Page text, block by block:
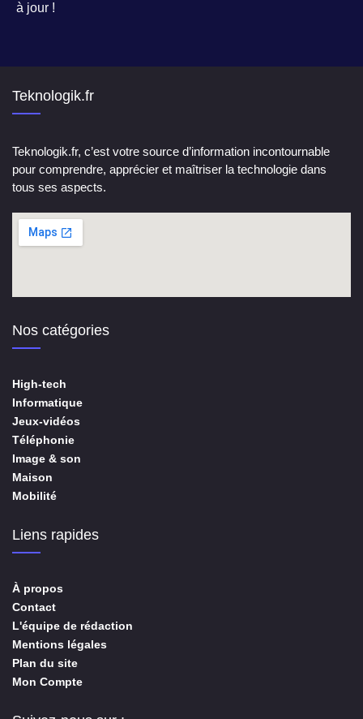
à jour !
Teknologik.fr
Teknologik.fr, c’est votre source d’information incontournable
pour comprendre, apprécier et maîtriser la technologie dans
tous ses aspects.
Nos catégories
High-tech
Informatique
Jeux-vidéos
Téléphonie
Image & son
Maison
Mobilité
Liens rapides
À propos
Contact
L'équipe de rédaction
Mentions légales
Plan du site
Mon Compte